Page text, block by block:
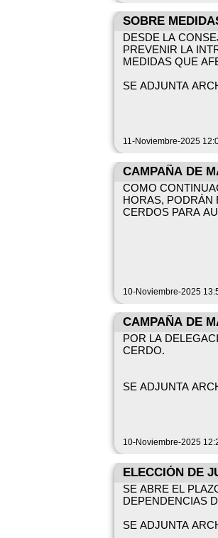
SOBRE
DESDE LA
PREVENIR LA
MEDIDAS QUE
SE ADJUNTA
11-Noviembre-2025
CAMPAÑA DE
COMO
HORAS, PODRÁN
CERDOS PARA
10-Noviembre-2025
CAMPAÑA DE
POR LA
CERDO.
SE ADJUNTA
10-Noviembre-2025
ELECCIÓN DE
SE ABRE EL
DEPENDENCIAS
SE ADJUNTA